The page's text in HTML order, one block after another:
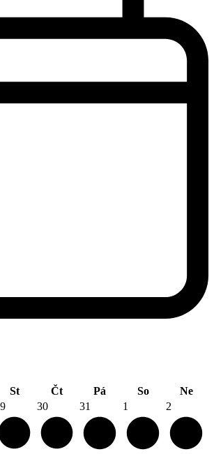
St Čt Pá So
Ne
30 31 1 2